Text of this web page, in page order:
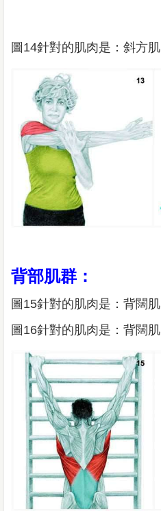
圖14針對的肌肉是：斜方肌
背部肌群：
圖15針對的肌肉是：背闊肌
圖16針對的肌肉是：背闊肌